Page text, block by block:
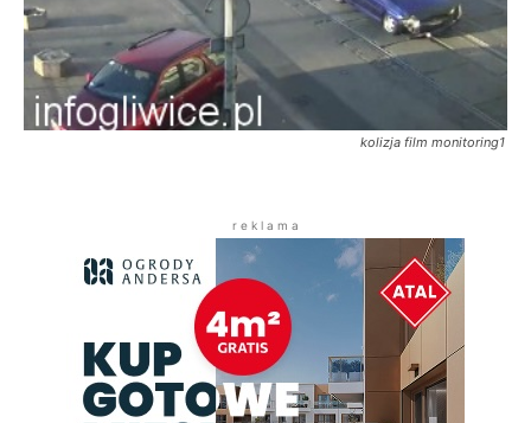
kolizja film monitoring1
r e k l a m a